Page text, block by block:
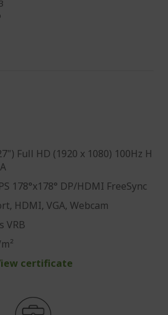
Full HD (1920 x 1080) 100Hz H
178°x178° DP/HDMI FreeSync
HDMI, VGA, Webcam
VRB
certificate